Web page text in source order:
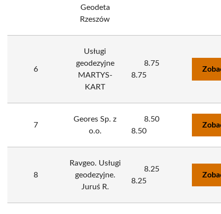
Geodeta
Rzeszów
6
Usługi
geodezyjne
MARTYS-
KART
8.75
8.75
7
Geores Sp. z
o.o.
8.50
8.50
8
Ravgeo. Usługi
geodezyjne.
Juruś R.
8.25
8.25